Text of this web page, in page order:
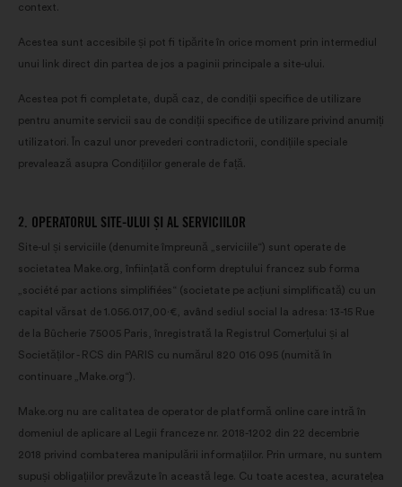
context.
Acestea sunt accesibile și pot fi tipărite în orice moment prin intermediul
unui link direct din partea de jos a paginii principale a site-ului.
Acestea pot fi completate, după caz, de condiții specifice de utilizare
pentru anumite servicii sau de condiții specifice de utilizare privind anumiți
utilizatori. În cazul unor prevederi contradictorii, condițiile speciale
prevalează asupra Condițiilor generale de față.
2. OPERATORUL SITE-ULUI ȘI AL SERVICIILOR
Site-ul și serviciile (denumite împreună „serviciile“) sunt operate de
societatea Make.org, înființată conform dreptului francez sub forma
„société par actions simplifiées“ (societate pe acțiuni simplificată) cu un
capital vărsat de 1.056.017,00·€, având sediul social la adresa: 13-15 Rue
de la Bûcherie 75005 Paris, înregistrată la Registrul Comerțului și al
Societăților - RCS din PARIS cu numărul 820 016 095 (numită în
continuare „Make.org“).
Make.org nu are calitatea de operator de platformă online care intră în
domeniul de aplicare al Legii franceze nr. 2018-1202 din 22 decembrie
2018 privind combaterea manipulării informațiilor. Prin urmare, nu suntem
supuși obligațiilor prevăzute în această lege. Cu toate acestea, acuratețea